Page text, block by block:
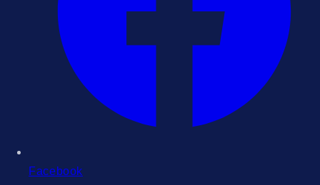
Facebook